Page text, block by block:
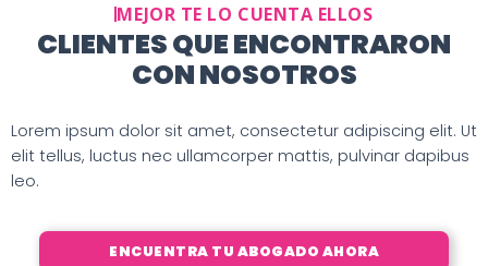
MEJOR TE LO CUENTA ELLOS
CLIENTES QUE ENCONTRARON
CON NOSOTROS
Lorem ipsum dolor sit amet, consectetur adipiscing elit. Ut
elit tellus, luctus nec ullamcorper mattis, pulvinar dapibus
leo.
ENCUENTRA TU ABOGADO AHORA